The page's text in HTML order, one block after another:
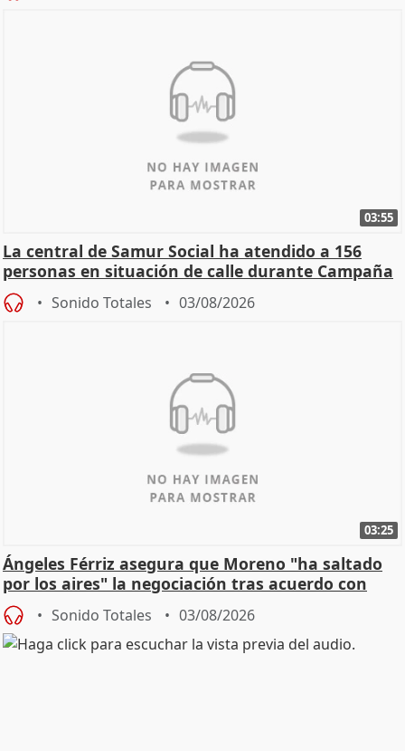
03:55
La central de Samur Social ha atendido a 156
personas en situación de calle durante Campaña
de Calor
Sonido Totales 03/08/2026
03:25
Ángeles Férriz asegura que Moreno "ha saltado
por los aires" la negociación tras acuerdo con
SMA
Sonido Totales 03/08/2026